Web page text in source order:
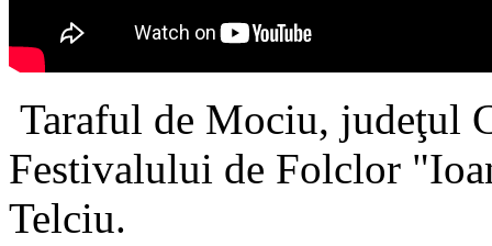
Taraful de Mociu, judeţul
Festivalului de Folclor
Telciu.